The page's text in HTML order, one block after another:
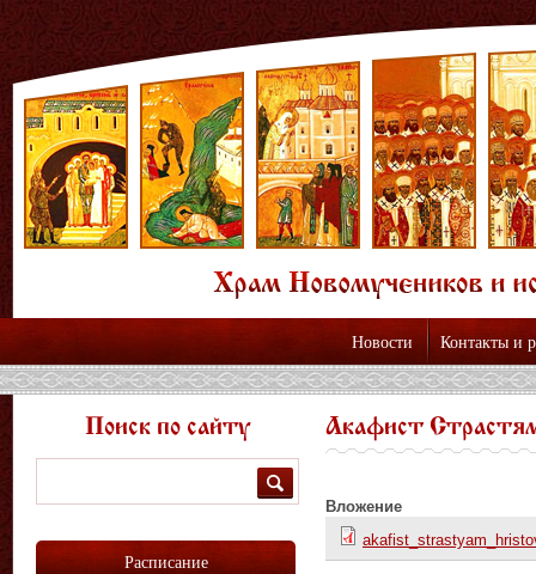
Новости Контакты и
Акафист
Вложение
Поиск по сайту
Расписание